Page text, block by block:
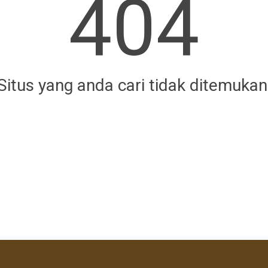
404
yang anda cari tidak